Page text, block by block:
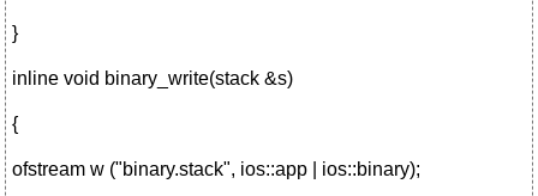
}
inline void binary_write(stack &s)
{
ofstream w ("binary.stack", ios::app | ios::binary);